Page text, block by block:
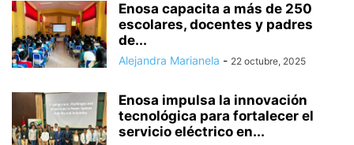
Enosa capacita a más de 250
escolares, docentes y padres
de...
Alejandra Marianela - 22 octubre, 2025
Enosa impulsa la innovación
tecnológica para fortalecer el
servicio eléctrico en...